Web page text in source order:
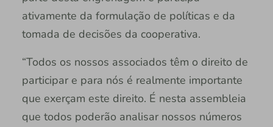
ativamente da formulação de políticas e da
tomada de decisões da cooperativa.
“Todos os nossos associados têm o direito de
participar e para nós é realmente importante
que exerçam este direito. É nesta assembleia
que todos poderão analisar nossos números